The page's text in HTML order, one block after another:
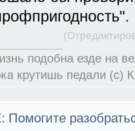
подобна езде на
крутишь педали (с)
Помогите